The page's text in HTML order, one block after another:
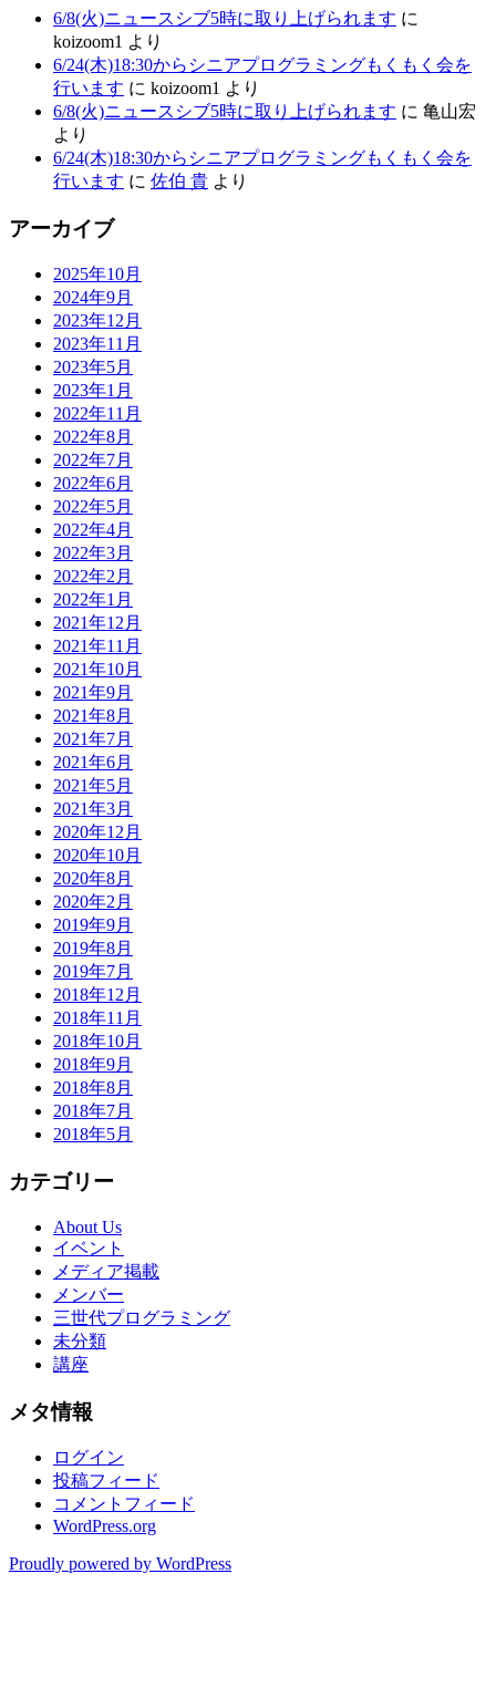
6/8(火)ニュースシブ5時に取り上げられます に
koizoom1 より
6/24(木)18:30からシニアプログラミングもくもく会を
行います に koizoom1 より
6/8(火)ニュースシブ5時に取り上げられます に 亀山宏
より
6/24(木)18:30からシニアプログラミングもくもく会を
行います に 佐伯 貴 より
アーカイブ
2025年10月
2024年9月
2023年12月
2023年11月
2023年5月
2023年1月
2022年11月
2022年8月
2022年7月
2022年6月
2022年5月
2022年4月
2022年3月
2022年2月
2022年1月
2021年12月
2021年11月
2021年10月
2021年9月
2021年8月
2021年7月
2021年6月
2021年5月
2021年3月
2020年12月
2020年10月
2020年8月
2020年2月
2019年9月
2019年8月
2019年7月
2018年12月
2018年11月
2018年10月
2018年9月
2018年8月
2018年7月
2018年5月
カテゴリー
About Us
イベント
メディア掲載
メンバー
三世代プログラミング
未分類
講座
メタ情報
ログイン
投稿フィード
コメントフィード
WordPress.org
Proudly powered by WordPress